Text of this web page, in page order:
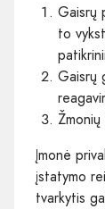
Gaisrų
to
Gaisrų
Įmonė
įstatymo
tvarkytis